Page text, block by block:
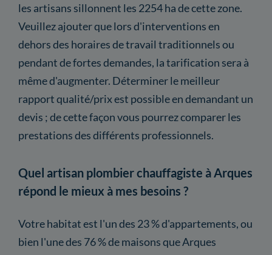
les artisans sillonnent les 2254 ha de cette zone.
Veuillez ajouter que lors d'interventions en
dehors des horaires de travail traditionnels ou
pendant de fortes demandes, la tarification sera à
même d'augmenter. Déterminer le meilleur
rapport qualité/prix est possible en demandant un
devis ; de cette façon vous pourrez comparer les
prestations des différents professionnels.
Quel artisan plombier chauffagiste à Arques
répond le mieux à mes besoins ?
Votre habitat est l'un des 23 % d'appartements, ou
bien l'une des 76 % de maisons que Arques